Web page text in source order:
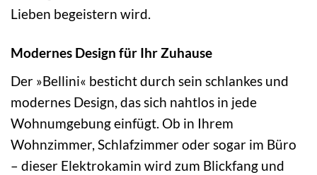
Lieben begeistern wird.
Modernes Design für Ihr Zuhause
Der »Bellini« besticht durch sein schlankes und
modernes Design, das sich nahtlos in jede
Wohnumgebung einfügt. Ob in Ihrem
Wohnzimmer, Schlafzimmer oder sogar im Büro
– dieser Elektrokamin wird zum Blickfang und